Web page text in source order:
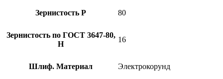
Зернистость Р 80
Зернистость по ГОСТ 3647-80,
Н
16
Шлиф. Материал Электрокорунд